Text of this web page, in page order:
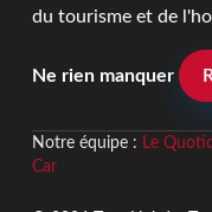
du tourisme et de
Ne rien manquer
Notre équipe : Le
Car